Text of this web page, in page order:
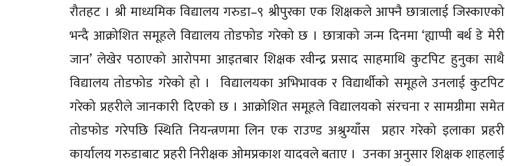
रौतहट । श्री माध्यमिक विद्यालय गरुडा–९ श्रीपुरका एक शिक्षकले आफ्नै छात्रालाई जिस्काएको
भन्दै आक्रोशित समूहले विद्यालय तोडफोड गरेको छ । छात्राको जन्म दिनमा ‘ह्याप्पी बर्थ डे मेरी
जान’ लेखेर पठाएको आरोपमा आइतबार शिक्षक रवीन्द्र प्रसाद साहमाथि कुटपिट हुनुका साथै
विद्यालय तोडफोड गरेको हो । विद्यालयका अभिभावक र विद्यार्थीको समूहले उनलाई कुटपिट
गरेको प्रहरीले जानकारी दिएको छ । आक्रोशित समूहले विद्यालयको संरचना र सामग्रीमा समेत
तोडफोड गरेपछि स्थिति नियन्त्रणमा लिन एक राउण्ड अश्रुग्याँस प्रहार गरेको इलाका प्रहरी
कार्यालय गरुडाबाट प्रहरी निरीक्षक ओमप्रकाश यादवले बताए । उनका अनुसार शिक्षक शाहलाई